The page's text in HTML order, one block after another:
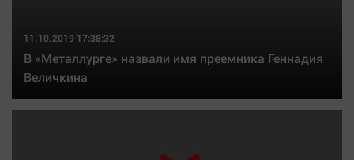
11.10.2019 17:38:32
В «Металлурге» назвали имя преемника Геннадия
Величкина